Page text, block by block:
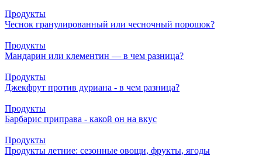
Продукты
Чеснок гранулированный или чесночный порошок?
Продукты
Мандарин или клементин — в чем разница?
Продукты
Джекфрут против дуриана - в чем разница?
Продукты
Барбарис приправа - какой он на вкус
Продукты
Продукты летние: сезонные овощи, фрукты, ягоды